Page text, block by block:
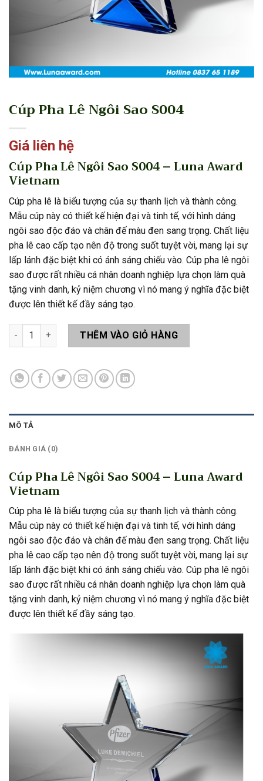
Cúp Pha Lê Ngôi Sao S004
Giá liên hệ
Cúp Pha Lê Ngôi Sao S004 – Luna Award
Vietnam
Cúp pha lê là biểu tượng của sự thanh lịch và thành công.
Mẫu cúp này có thiết kế hiện đại và tinh tế, với hình dáng
ngôi sao độc đáo và chân đế màu đen sang trọng. Chất liệu
pha lê cao cấp tạo nên độ trong suốt tuyệt vời, mang lại sự
lấp lánh đặc biệt khi có ánh sáng chiếu vào. Cúp pha lê ngôi
sao được rất nhiều cá nhân doanh nghiệp lựa chọn làm quà
tặng vinh danh, kỷ niệm chương vì nó mang ý nghĩa đặc biệt
được lên thiết kế đầy sáng tạo.
Cúp Pha Lê Ngôi Sao S004 số lượng
THÊM VÀO GIỎ HÀNG
MÔ TẢ
ĐÁNH GIÁ (0)
Cúp Pha Lê Ngôi Sao S004 – Luna Award
Vietnam
Cúp pha lê là biểu tượng của sự thanh lịch và thành công.
Mẫu cúp này có thiết kế hiện đại và tinh tế, với hình dáng
ngôi sao độc đáo và chân đế màu đen sang trọng. Chất liệu
pha lê cao cấp tạo nên độ trong suốt tuyệt vời, mang lại sự
lấp lánh đặc biệt khi có ánh sáng chiếu vào. Cúp pha lê ngôi
sao được rất nhiều cá nhân doanh nghiệp lựa chọn làm quà
tặng vinh danh, kỷ niệm chương vì nó mang ý nghĩa đặc biệt
được lên thiết kế đầy sáng tạo.